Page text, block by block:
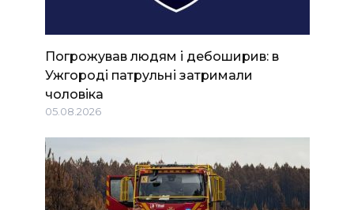
Погрожував людям і дебоширив: в
Ужгороді патрульні затримали
чоловіка
05.08.2026